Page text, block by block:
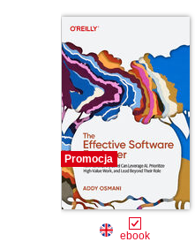
Promocja
ebook